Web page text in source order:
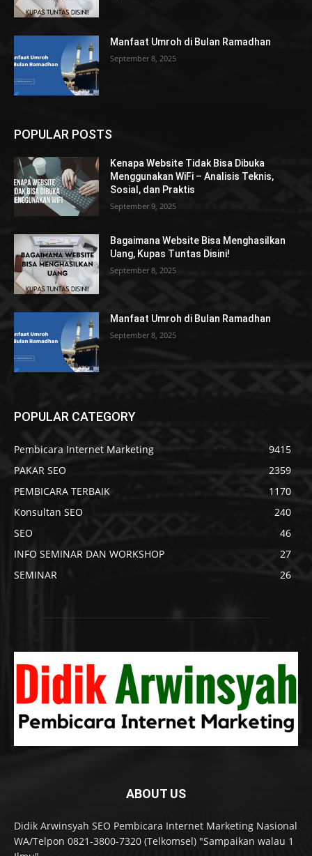
Manfaat Umroh di Bulan Ramadhan
September 8, 2025
POPULAR POSTS
Kenapa Website Tidak Bisa Dibuka
Menggunakan WiFi – Analisis Teknis,
Sosial, dan Praktis
September 9, 2025
Bagaimana Website Bisa Menghasilkan
Uang, Kupas Tuntas Disini!
September 8, 2025
Manfaat Umroh di Bulan Ramadhan
September 8, 2025
POPULAR CATEGORY
Pembicara Internet Marketing
9415
PAKAR SEO
2359
PEMBICARA TERBAIK
1170
Konsultan SEO
240
SEO
46
INFO SEMINAR DAN WORKSHOP
27
SEMINAR
26
ABOUT US
Didik Arwinsyah SEO Pembicara Internet Marketing Nasional
WA/Telpon 0821-3800-7320 (Telkomsel) "Sampaikan walau 1